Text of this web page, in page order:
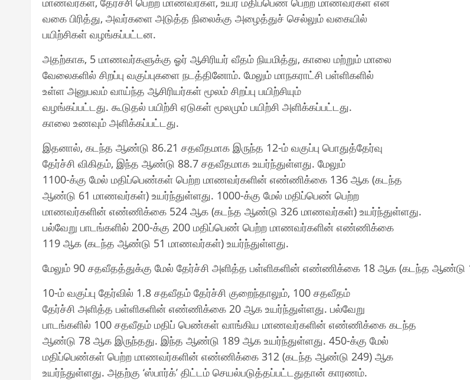
வகை பிரித்து, அவர்களை அடுத்த நிலைக்கு அழைத்துச் செல்லும் வகையில்
பயிற்சிகள் வழங்கப்பட்டன.
அதற்காக, 5 மாணவர்களுக்கு ஓர் ஆசிரியர் வீதம் நியமித்து, காலை மற்றும் மாலை
வேலைகளில் சிறப்பு வகுப்புகளை நடத்தினோம். மேலும் மாநகராட்சி பள்ளிகளில்
உள்ள அனுபவம் வாய்ந்த ஆசிரியர்கள் மூலம் சிறப்பு பயிற்சியும்
வழங்கப்பட்டது. கூடுதல் பயிற்சி ஏடுகள் மூலமும் பயிற்சி அளிக்கப்பட்டது.
காலை உணவும் அளிக்கப்பட்டது.
இதனால், கடந்த ஆண்டு 86.21 சதவீதமாக இருந்த 12-ம் வகுப்பு பொதுத்தேர்வு
தேர்ச்சி விகிதம், இந்த ஆண்டு 88.7 சதவீதமாக உயர்ந்துள்ளது. மேலும்
1100-க்கு மேல் மதிப்பெண்கள் பெற்ற மாணவர்களின் எண்ணிக்கை 136 ஆக (கடந்த
ஆண்டு 61 மாணவர்கள்) உயர்ந்துள்ளது. 1000-க்கு மேல் மதிப்பெண் பெற்ற
மாணவர்களின் எண்ணிக்கை 524 ஆக (கடந்த ஆண்டு 326 மாணவர்கள்) உயர்ந்துள்ளது.
பல்வேறு பாடங்களில் 200-க்கு 200 மதிப்பெண் பெற்ற மாணவர்களின் எண்ணிக்கை
119 ஆக (கடந்த ஆண்டு 51 மாணவர்கள்) உயர்ந்துள்ளது.
மேலும் 90 சதவீதத்துக்கு மேல் தேர்ச்சி அளித்த பள்ளிகளின் எண்ணிக்கை 18 ஆக (கடந்த ஆண்டு
10-ம் வகுப்பு தேர்வில் 1.8 சதவீதம் தேர்ச்சி குறைந்தாலும், 100 சதவீதம்
தேர்ச்சி அளித்த பள்ளிகளின் எண்ணிக்கை 20 ஆக உயர்ந்துள்ளது. பல்வேறு
பாடங்களில் 100 சதவீதம் மதிப் பெண்கள் வாங்கிய மாணவர்களின் எண்ணிக்கை கடந்த
ஆண்டு 78 ஆக இருந்தது. இந்த ஆண்டு 189 ஆக உயர்ந்துள்ளது. 450-க்கு மேல்
மதிப்பெண்கள் பெற்ற மாணவர்களின் எண்ணிக்கை 312 (கடந்த ஆண்டு 249) ஆக
உயர்ந்துள்ளது. அதற்கு ‘ஸ்பார்க்’ திட்டம் செயல்படுத்தப்பட்டதுதான் காரணம்.